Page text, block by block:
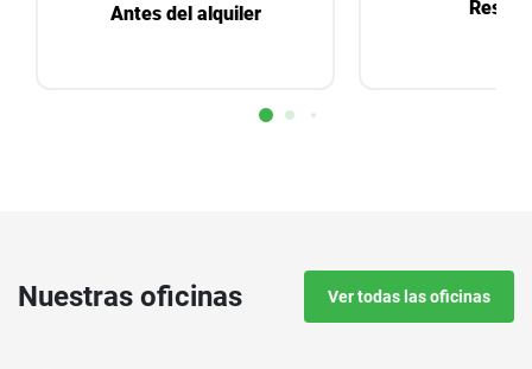
Antes del alquiler
Nuestras oficinas Ver todas las oficinas